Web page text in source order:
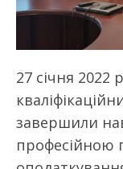
27 січня 2022
завершили
професійною